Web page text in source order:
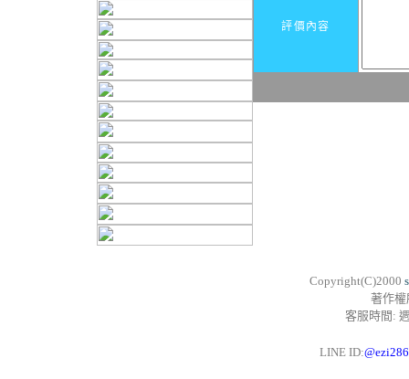
評價內容
Copyright(C)2000
著作
客服時間:
LINE ID: